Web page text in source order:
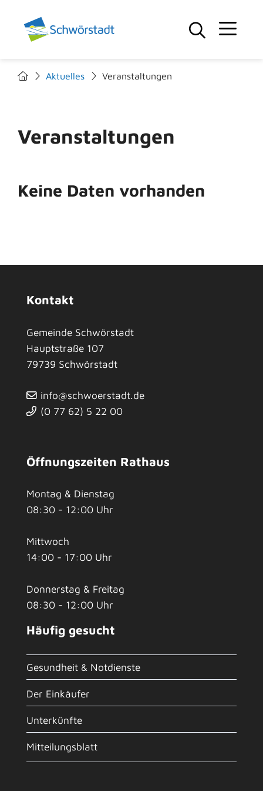
Aktuelles Veranstaltungen
Veranstaltungen
Keine Daten vorhanden
Kontakt
Gemeinde Schwörstadt
Hauptstraße 107
79739 Schwörstadt
info@schwoerstadt.de
(0 77 62) 5 22 00
Öffnungszeiten Rathaus
Montag & Dienstag
08:30 - 12:00 Uhr
Mittwoch
14:00 - 17:00 Uhr
Donnerstag & Freitag
08:30 - 12:00 Uhr
Häufig gesucht
Gesundheit & Notdienste
Der Einkäufer
Unterkünfte
Mitteilungsblatt